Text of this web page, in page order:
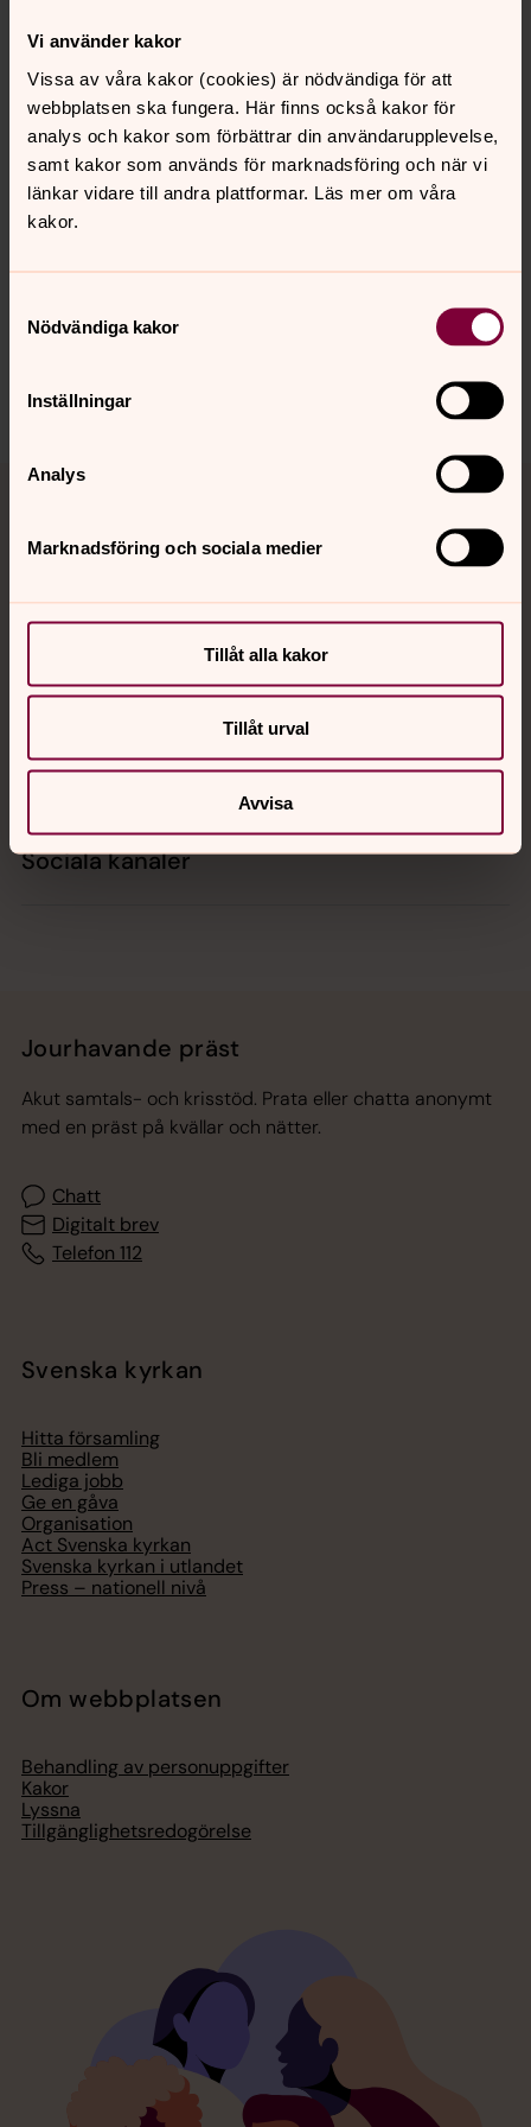
Vi använder kakor
Vissa av våra kakor (cookies) är nödvändiga för att
webbplatsen ska fungera. Här finns också kakor för
analys och kakor som förbättrar din användarupplevelse,
samt kakor som används för marknadsföring och när vi
länkar vidare till andra plattformar. Läs mer om våra
kakor.
Nödvändiga kakor
Inställningar
Analys
Marknadsföring och sociala medier
Tillåt alla kakor
Tillåt urval
Avvisa
Varmt välkommen!
Senast ändrad 8 augusti 2024
innehåll?
Tillbaka till toppen
Tillbaka till innehållet
Kalender
Hitta snabbt
Sociala kanaler
Jourhavande präst
Akut samtals- och krisstöd. Prata eller chatta anonymt
med en präst på kvällar och nätter.
Chatt
Digitalt brev
Telefon 112
Svenska kyrkan
Hitta församling
Bli medlem
Lediga jobb
Ge en gåva
Organisation
Act Svenska kyrkan
Svenska kyrkan i utlandet
Press – nationell nivå
Om webbplatsen
Behandling av personuppgifter
Kakor
Lyssna
Tillgänglighetsredogörelse